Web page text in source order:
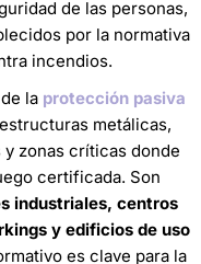
de las personas,
por la normativa
incendios.
la protección pasiva
metálicas,
zonas críticas donde
certificada. Son
industriales, centros
y edificios de uso
es clave para la